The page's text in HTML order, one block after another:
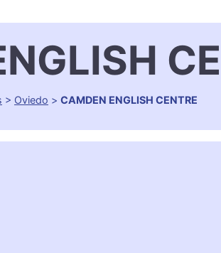
> Oviedo > CAMDEN ENGLISH CENTRE